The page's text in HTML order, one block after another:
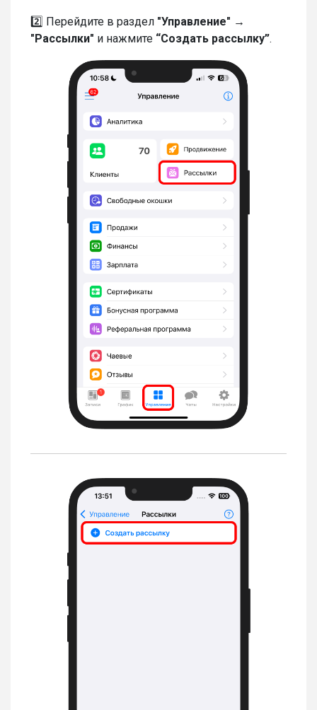
2️⃣ Перейдите в раздел "Управление" →
"Рассылки" и нажмите “Создать рассылку”.